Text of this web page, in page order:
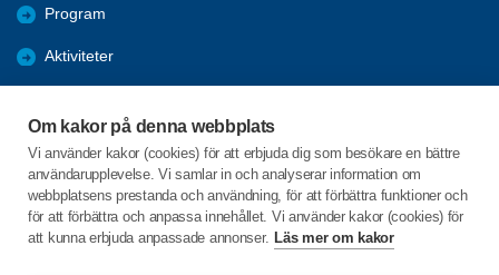
Om kakor på denna webbplats
Vi använder kakor (cookies) för att erbjuda dig som besökare en bättre
användarupplevelse. Vi samlar in och analyserar information om
webbplatsens prestanda och användning, för att förbättra funktioner och
för att förbättra och anpassa innehållet. Vi använder kakor (cookies) för
att kunna erbjuda anpassade annonser. Läs mer om kakor
Program
Aktiviteter
Årsmöte 2026
C/o:Anna Wiktorsson